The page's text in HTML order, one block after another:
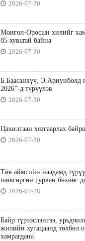
2026-07-30
Монгол-Оросын хилийг
85 хувьтай байна
2026-07-30
Б.Баасанхүү, Э.Ариунболд
2026”-д түрүүлэв
2026-07-30
Цахилгаан хязгаарлах
2026-07-30
Төв аймгийн наадамд
шөвгөрсөн гурван бөхөөс
2026-07-28
Байр түрээслэнгээ,
жилийн хугацаанд төлбөл
хамрагдана